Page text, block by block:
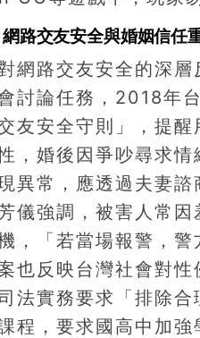
路交友安全與婚姻信任
網路交友安全的深
討論任務，2018年
友安全守則」，提
，婚後因爭吵尋求
異常，應透過夫妻
儀強調，被害人常
，「若當場報警，
也反映台灣社會對
法實務要求「排除
程，要求國高中加